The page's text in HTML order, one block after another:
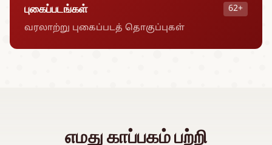
புகைப்படங்கள்
62+
வரலாற்று புகைப்படத் தொகுப்புகள்
எமது காப்பகம் பற்றி